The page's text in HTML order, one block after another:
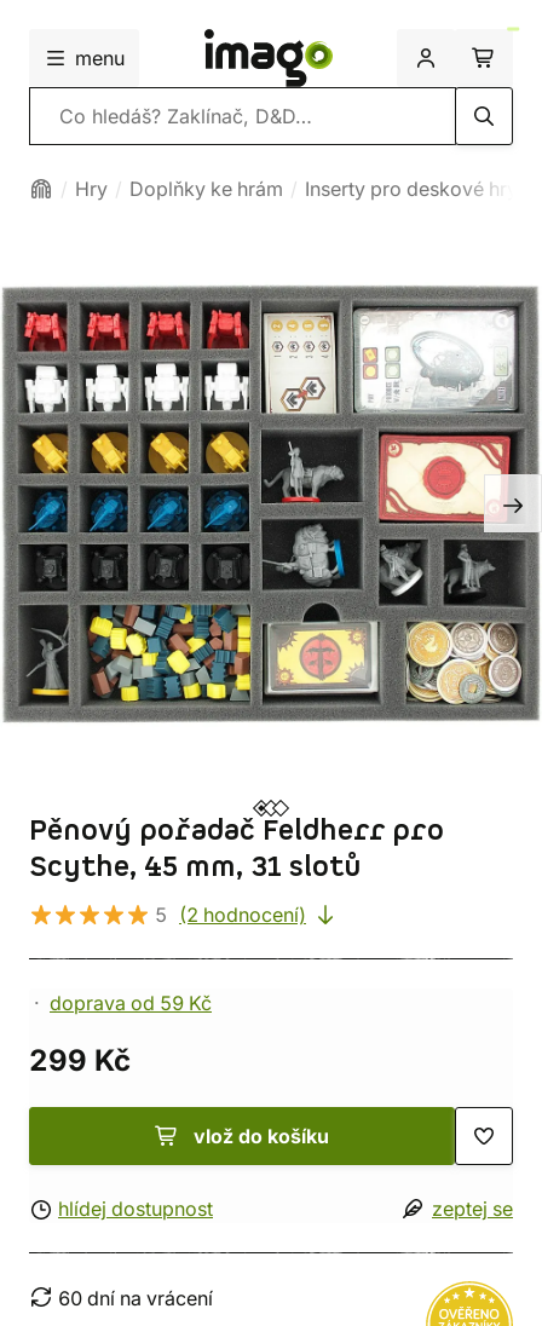
menu
Vyhledávání
Hry Doplňky ke hrám Inserty pro deskové hry
Pěnový pořadač Feldherr pro
Scythe, 45 mm, 31 slotů
5 (2 hodnocení)
doprava od 59 Kč
299 Kč
vlož do košíku
hlídej dostupnost zeptej se
60 dní na vrácení